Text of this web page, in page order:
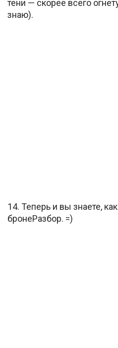
тени — скорее всего
знаю).
14. Теперь и вы знаете,
бронеРазбор. =)